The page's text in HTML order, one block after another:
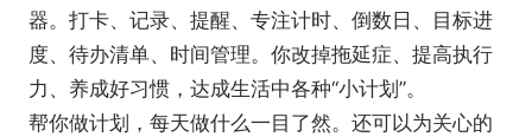
器。打卡、记录、提醒、专注计时、倒数日、目标进
度、待办清单、时间管理。你改掉拖延症、提高执行
力、养成好习惯，达成生活中各种“小计划”。
帮你做计划，每天做什么一目了然。还可以为关心的